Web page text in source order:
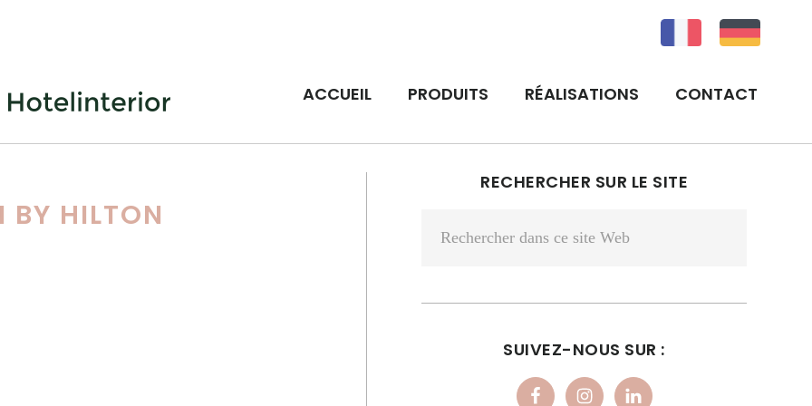
ACCUEIL PRODUITS RÉALISATIONS CONTACT
BY HILTON
BARRE
PRINCIPALE
RECHERCHER SUR LE SITE
dans
Web
SUIVEZ-NOUS SUR :